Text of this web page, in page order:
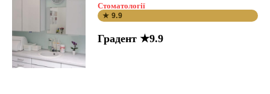
Стоматології
★ 9.9
Градент ★9.9